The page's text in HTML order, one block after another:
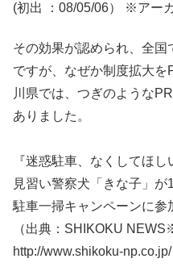
(初出 ：08/05/06） ※アー
その効果が認められ、全
ですが、なぜか制度拡大
川県では、つぎのような
ありました。
『迷惑駐車、なくしてほ
見習い警察犬「きな子」
駐車一掃キャンペーンに参
（出典：SHIKOKU
http://www.shikoku-